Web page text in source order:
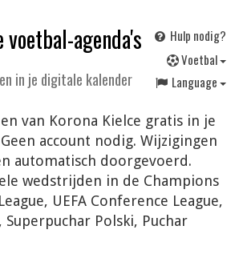
agenda's
in je digitale kalender
Hulp nodig?
Voetbal
Language
van Korona Kielce gratis in je
account nodig. Wijzigingen
automatisch doorgevoerd.
wedstrijden in de Champions
UEFA Conference League,
Superpuchar Polski, Puchar